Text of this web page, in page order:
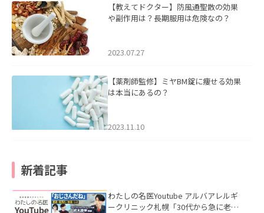
【教えてドクター】防風通聖散の効果
や副作用は？長期服用は危険なの？
2023.07.27
【薬剤師監修】ミヤBM錠に痩せる効果
は本当にあるの？
2023.11.10
新着記事
わたしの名医Youtube アルバアレルギ
ークリニック札幌「30代から急に老け